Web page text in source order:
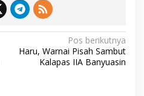
Pos berikutnya
Haru, Warnai Pisah Sambut
Kalapas IIA Banyuasin